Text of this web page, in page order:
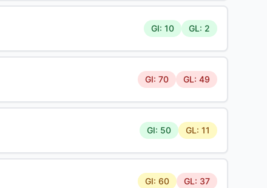
GI: 10 GL: 2
GI: 70 GL: 49
GI: 50 GL: 11
GI: 60 GL: 37